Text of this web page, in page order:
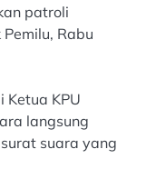
patroli
Rabu
Ketua KPU
langsung
suara yang